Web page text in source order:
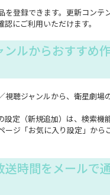
を登録できます。更新コンテ
にご利用いただけます。
ルからおすすめ
視聴ジャンルから、衛星劇場
設定（新規追加）は、検索機
ージ「お気に入り設定」から
送時間をメールで